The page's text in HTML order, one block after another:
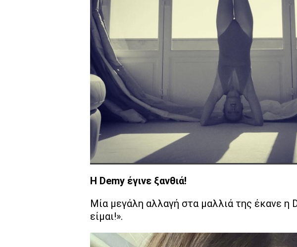
Η Demy έγινε ξανθιά!
Μία μεγάλη αλλαγή στα μαλλιά της έκανε η
είμαι!».